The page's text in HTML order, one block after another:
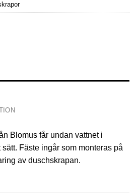
Blomus får undan vattnet i
Fäste ingår som monteras på
av duschskrapan.